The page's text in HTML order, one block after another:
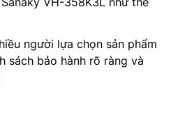
người lựa chọn sản phẩm
sách bảo hành rõ ràng và